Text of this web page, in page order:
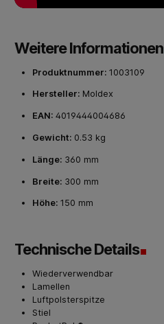
Weitere Informationen
Produktnummer: 1003109
Hersteller: Moldex
EAN: 4019444004686
Gewicht: 0.53 kg
Länge: 360 mm
Breite: 300 mm
Höhe: 150 mm
Technische Details
Wiederverwendbar
Lamellen
Luftpolsterspitze
Stiel